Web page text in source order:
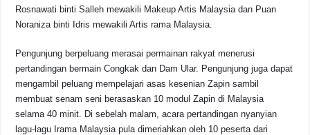
Rosnawati binti Salleh mewakili Makeup Artis Malaysia dan Puan
Noraniza binti Idris mewakili Artis rama Malaysia.
Pengunjung berpeluang merasai permainan rakyat menerusi
pertandingan bermain Congkak dan Dam Ular. Pengunjung juga dapat
mengambil peluang mempelajari asas kesenian Zapin sambil
membuat senam seni berasaskan 10 modul Zapin di Malaysia
selama 40 minit. Di sebelah malam, acara pertandingan nyanyian
lagu-lagu Irama Malaysia pula dimeriahkan oleh 10 peserta dari